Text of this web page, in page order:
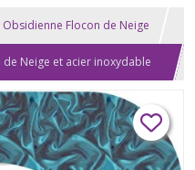
Obsidienne Flocon de Neige
Neige et acier inoxydable